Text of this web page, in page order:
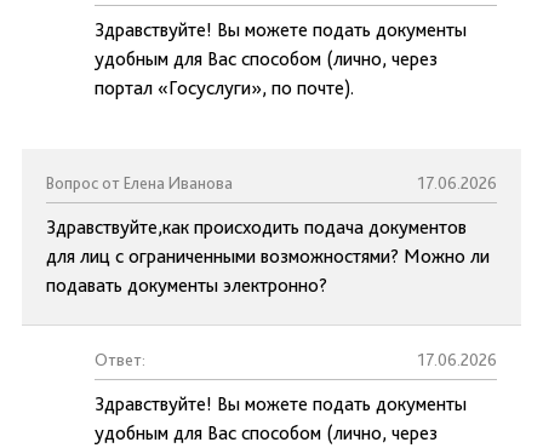
Здравствуйте! Вы можете подать документы
удобным для Вас способом (лично, через
портал «Госуслуги», по почте).
Вопрос от Елена Иванова 17.06.2026
Здравствуйте,как происходить подача документов
для лиц с ограниченными возможностями? Можно ли
подавать документы электронно?
Ответ: 17.06.2026
Здравствуйте! Вы можете подать документы
удобным для Вас способом (лично, через